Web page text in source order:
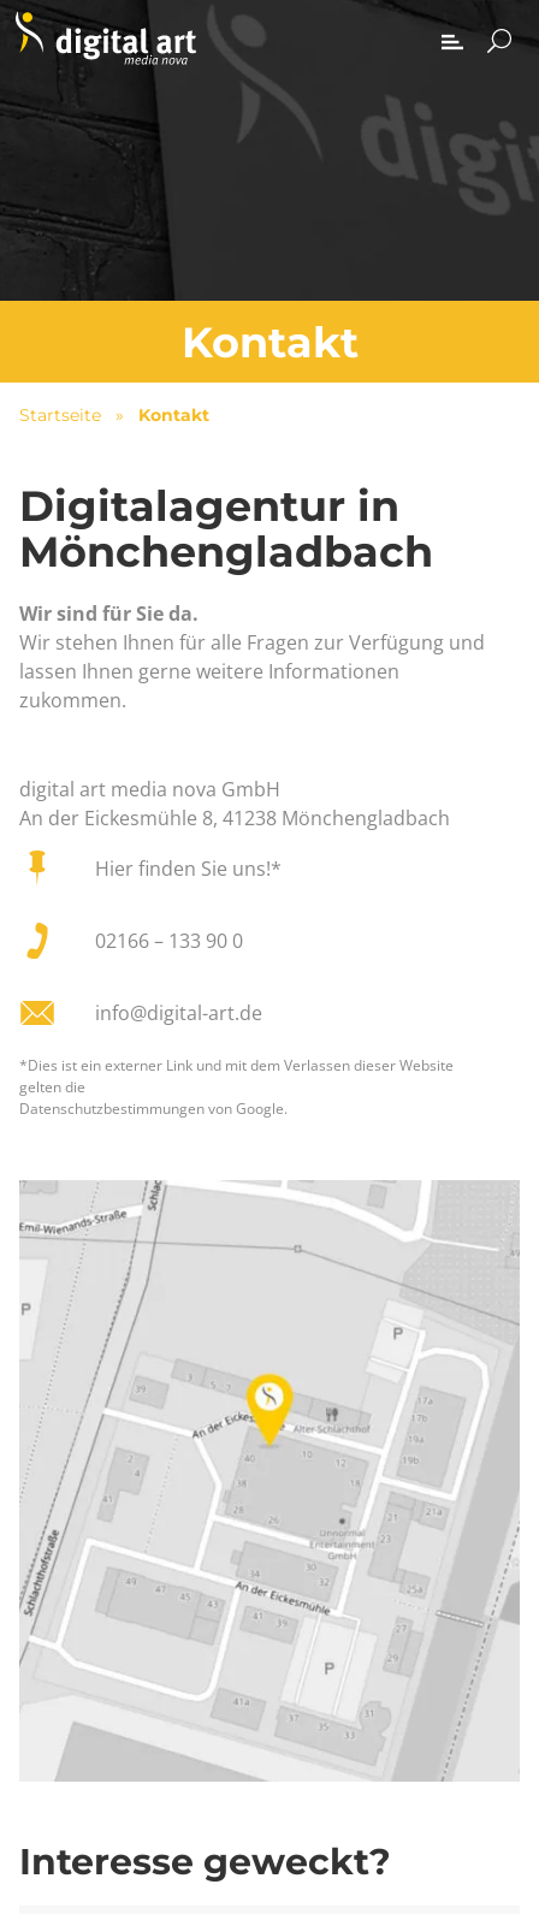
Kontakt
Startseite » Kontakt
Digitalagentur in
Mönchengladbach
Wir sind für Sie da.
Wir stehen Ihnen für alle Fragen zur Verfügung und
lassen Ihnen gerne weitere Informationen
zukommen.
digital art media nova GmbH
An der Eickesmühle 8, 41238 Mönchengladbach
Hier finden Sie uns!*
02166 – 133 90 0
info@digital-art.de
*Dies ist ein externer Link und mit dem Verlassen dieser Website
gelten die
Datenschutzbestimmungen von Google.
Interesse geweckt?